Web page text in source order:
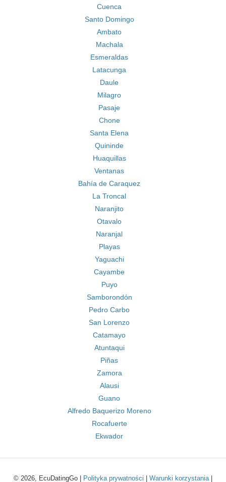
Cuenca
Santo Domingo
Ambato
Machala
Esmeraldas
Latacunga
Daule
Milagro
Pasaje
Chone
Santa Elena
Quininde
Huaquillas
Ventanas
Bahía de Caraquez
La Troncal
Naranjito
Otavalo
Naranjal
Playas
Yaguachi
Cayambe
Puyo
Samborondón
Pedro Carbo
San Lorenzo
Catamayo
Atuntaqui
Piñas
Zamora
Alausi
Guano
Alfredo Baquerizo Moreno
Rocafuerte
Ekwador
© 2026, EcuDatingGo | Polityka prywatności Warunki korzystania|